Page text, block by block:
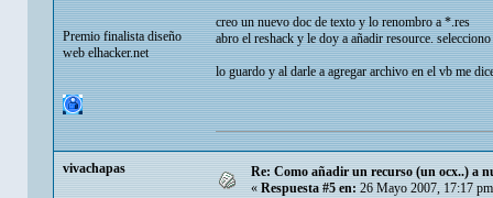
Premio finalista diseño
web elhacker.net
creo un nuevo doc de texto y lo renombro a *.res
abro el reshack y le doy a añadir resource.
lo guardo y al darle a agregar archivo en el vb me
vivachapas
Re: Como añadir un recurso (un ocx..) a
« Respuesta #5 en: 26 Mayo 2007, 17:17